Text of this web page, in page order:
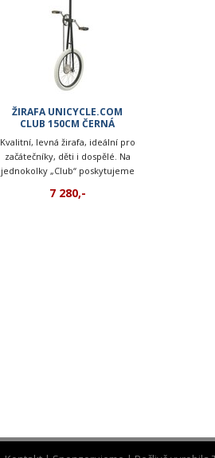
ŽIRAFA UNICYCLE.COM
CLUB 150CM ČERNÁ
Kvalitní, levná žirafa, ideální pro
začátečníky, děti i dospělé. Na
jednokolky „Club“ poskytujeme
7 280,-